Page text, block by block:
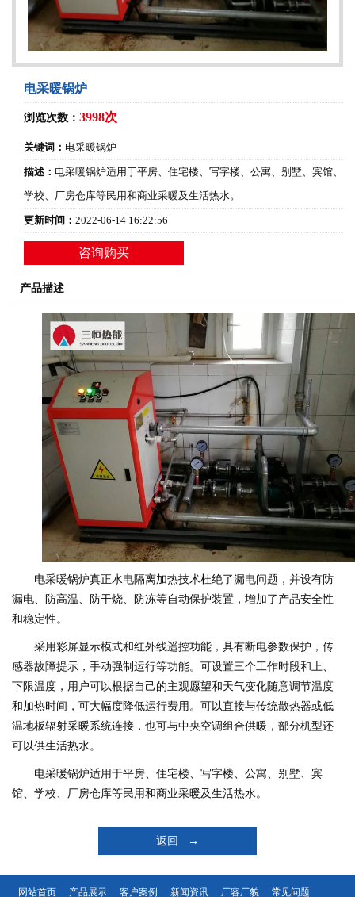
电采暖锅炉
浏览次数： 3998次
关键词： 电采暖锅炉
描述： 电采暖锅炉适用于平房、住宅楼、写字楼、公寓、别墅、宾馆、
学校、厂房仓库等民用和商业采暖及生活热水。
更新时间： 2022-06-14 16:22:56
咨询购买
产品描述
电采暖锅炉真正水电隔离加热技术杜绝了漏电问题，并设有防
漏电、防高温、防干烧、防冻等自动保护装置，增加了产品安全性
和稳定性。
采用彩屏显示模式和红外线遥控功能，具有断电参数保护，传
感器故障提示，手动强制运行等功能。可设置三个工作时段和上、
下限温度，用户可以根据自己的主观愿望和天气变化随意调节温度
和加热时间，可大幅度降低运行费用。可以直接与传统散热器或低
温地板辐射采暖系统连接，也可与中央空调组合供暖，部分机型还
可以供生活热水。
电采暖锅炉适用于平房、住宅楼、写字楼、公寓、别墅、宾
馆、学校、厂房仓库等民用和商业采暖及生活热水。
返回 →
网站首页 产品展示 客户案例 新闻资讯 厂容厂貌 常见问题